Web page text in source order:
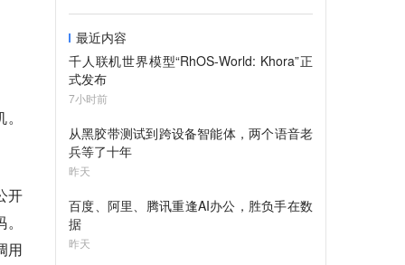
开
用
最近内容
千人联机世界模型“RhOS-World: Khora”正
式发布
7小时前
从黑胶带测试到跨设备智能体，两个语音老
兵等了十年
昨天
百度、阿里、腾讯重逢AI办公，胜负手在数
据
昨天